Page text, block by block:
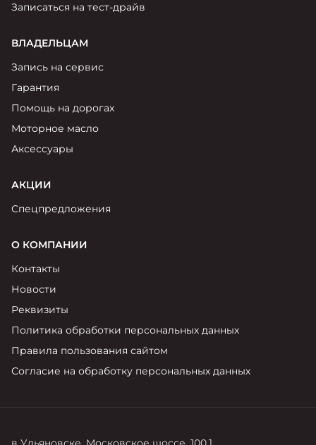
Записаться на тест-драйв
ВЛАДЕЛЬЦАМ
Запись на сервис
Гарантия
Помощь на дорогах
Моторное масло
Аксессуары
АКЦИИ
Спецпредложения
О КОМПАНИИ
Контакты
Новости
Реквизиты
Политика обработки персональных данных
Правила пользования сайтом
Согласие на обработку персональных данных